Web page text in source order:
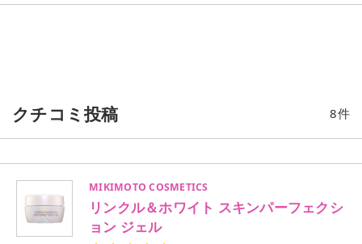
クチコミ投稿 8件
MIKIMOTO COSMETICS
リンクル＆ホワイト スキンパーフェクシ
ョン ジェル